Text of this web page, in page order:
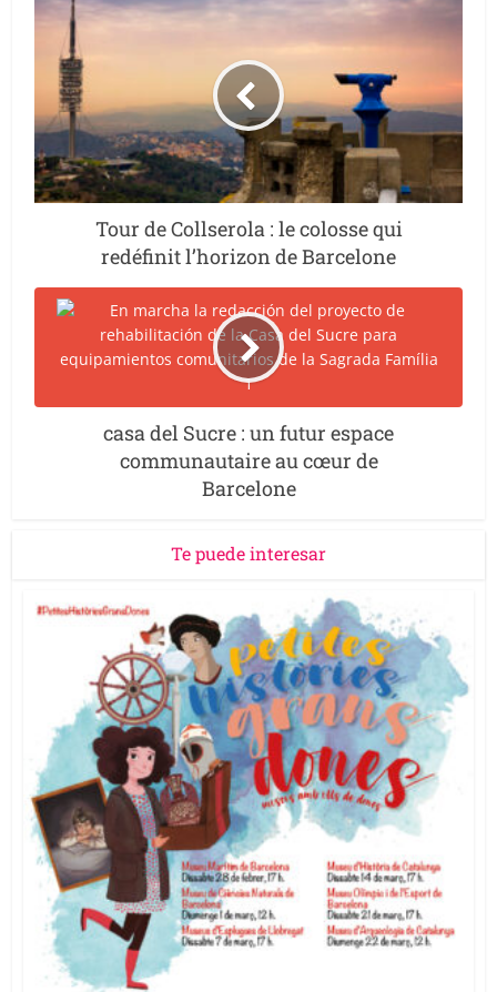
Tour de Collserola : le colosse qui
redéfinit l’horizon de Barcelone
casa del Sucre : un futur espace
communautaire au cœur de
Barcelone
Te puede interesar